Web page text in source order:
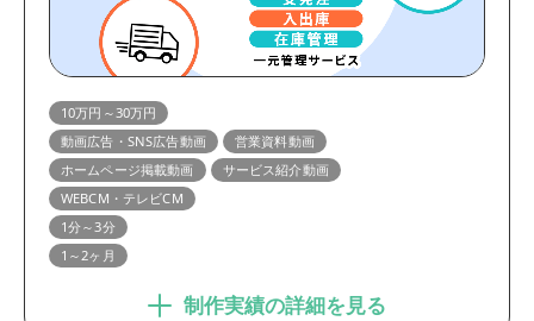
10万円～30万円
動画広告・SNS広告動画
営業資料動画
ホームページ掲載動画
サービス紹介動画
WEBCM・テレビCM
1分～3分
1～2ヶ月
制作実績の詳細を見る